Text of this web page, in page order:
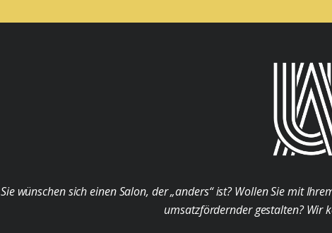
Sie wünschen sich einen Salon, der „anders“ ist? Wollen Sie mit
umsatzfördernder gestalten? Wir